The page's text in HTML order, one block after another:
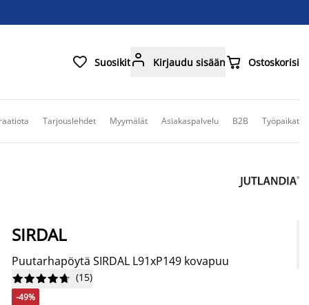
 Suosikit Kirjaudu sisään Ostoskorisi
Tarjouslehdet Myymälät Asiakaspalvelu B2B Työpaikat
SIRDAL
Puutarhapöytä SIRDAL L91xP149 kovapuu





 (15)
-49%